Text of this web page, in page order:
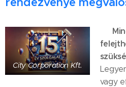
City Corporation Kft.
🎉
vagy